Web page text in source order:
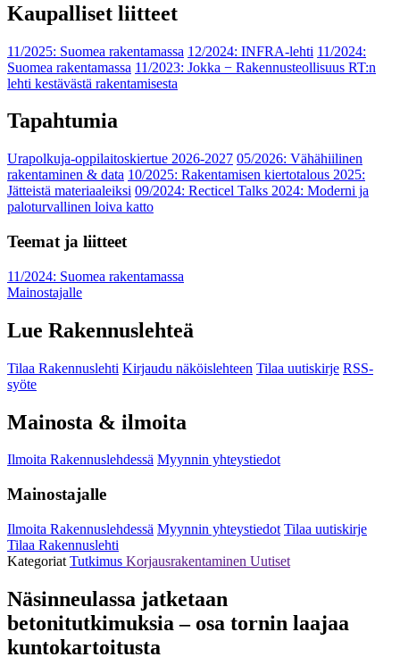
Kaupalliset liitteet
11/2025: Suomea rakentamassa 12/2024: INFRA-lehti 11/2024:
Suomea rakentamassa 11/2023: Jokka − Rakennusteollisuus RT:n
lehti kestävästä rakentamisesta
Tapahtumia
Urapolkuja-oppilaitoskiertue 2026-2027 05/2026: Vähähiilinen
rakentaminen & data 10/2025: Rakentamisen kiertotalous 2025:
Jätteistä materiaaleiksi 09/2024: Recticel Talks 2024: Moderni ja
paloturvallinen loiva katto
Teemat ja liitteet
11/2024: Suomea rakentamassa
Mainostajalle
Lue Rakennuslehteä
Tilaa Rakennuslehti Kirjaudu näköislehteen Tilaa uutiskirje RSS-
syöte
Mainosta & ilmoita
Ilmoita Rakennuslehdessä Myynnin yhteystiedot
Mainostajalle
Ilmoita Rakennuslehdessä Myynnin yhteystiedot Tilaa uutiskirje
Tilaa Rakennuslehti
Kategoriat Tutkimus Korjausrakentaminen Uutiset
Näsinneulassa jatketaan
betonitutkimuksia – osa tornin laajaa
kuntokartoitusta